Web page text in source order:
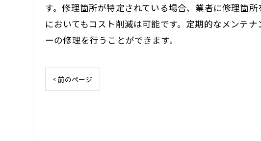
す。修理箇所が特定されている場合、業者に修理箇
においてもコスト削減は可能です。定期的なメンテ
ーの修理を行うことができます。
< 前のページ